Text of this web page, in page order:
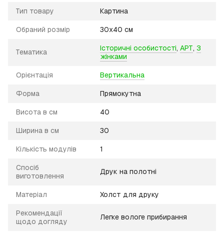
Тип товару Картина
Обраний розмір 30х40 см
Тематика Історичні особистості, АРТ, З
жінками
Орієнтація Вертикальна
Форма Прямокутна
Висота в см 40
Ширина в см 30
Кількість модулів 1
Спосіб
виготовлення
Друк на полотні
Матеріал Холст для друку
Рекомендації
щодо догляду
Легке вологе прибирання